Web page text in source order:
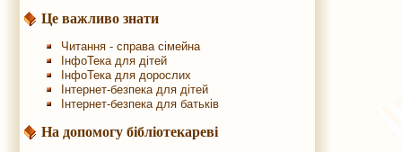
Це важливо знати
Читання - справа сімейна
ІнфоТека для дітей
ІнфоТека для дорослих
Інтернет-безпека для дітей
Інтернет-безпека для батьків
На допомогу бібліотекареві